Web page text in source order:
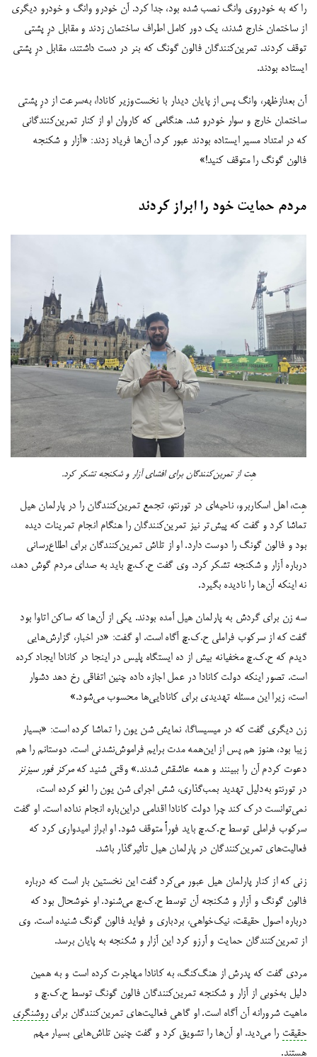
را که به خودروی وانگ نصب شده بود، جدا کرد. آن خودرو وانگ و خودرو دیگری
از ساختمان خارج شدند، یک دور کامل اطراف ساختمان زدند و مقابل درِ پشتی
توقف کردند. تمرین‌کنندگان فالون گونگ که بنر در دست داشتند، مقابل درِ پشتی
ایستاده بودند.
آن بعدازظهر، وانگ پس از پایان دیدار با نخست‌وزیر کانادا، به‌سرعت از درِ پشتی
ساختمان خارج و سوار خودرو شد. هنگامی‌ که کاروان او از کنار تمرین‌کنندگانی
که در امتداد مسیر ایستاده بودند عبور کرد، آن‌ها فریاد زدند: «آزار و شکنجه
فالون گونگ را متوقف کنید!»
مردم حمایت خود را ابراز کردند
هِت از تمرین‌کنندگان برای افشای آزار و شکنجه تشکر کرد.
هِت، اهل اسکاربرو، ناحیه‌ای در تورنتو، تجمع تمرین‌کنندگان را در پارلمان هیل
تماشا کرد و گفت که پیش‌تر نیز تمرین‌کنندگان را هنگام انجام تمرینات دیده
بود و فالون گونگ را دوست دارد. او از تلاش تمرین‌کنندگان برای اطلاع‌رسانی
درباره آزار و شکنجه تشکر کرد. وی گفت ح.ک.چ باید به صدای مردم گوش دهد،
نه اینکه آن‌ها را نادیده بگیرد.
سه زن برای گردش به پارلمان هیل آمده بودند. یکی از آن‌ها که ساکن اتاوا بود
گفت که از سرکوب فراملی ح.ک.چ آگاه است. او گفت: «در اخبار، گزارش‌هایی
دیدم که ح.ک.چ مخفیانه بیش از ده ایستگاه پلیس در اینجا در کانادا ایجاد کرده
است. تصور اینکه دولت کانادا در عمل اجازه داده چنین اتفاقی رخ دهد دشوار
است، زیرا این مسئله تهدیدی برای کانادایی‌ها محسوب می‌شود.»
زن دیگری گفت که در میسیساگا، نمایش شن یون را تماشا کرده است: «بسیار
زیبا بود، هنوز هم پس از این‌همه مدت برایم فراموش‌نشدنی است. دوستانم را هم
دعوت کردم آن را ببینند و همه عاشقش شدند.» وقتی شنید کهمرکز فور سیزنز
در تورنتو به‌دلیل تهدید بمب‌گذاری، شش اجرای شن یون را لغو کرده است،
نمی‌توانست درک کند چرا دولت کانادا اقدامی دراین‌باره انجام نداده است. او گفت
سرکوب فراملی توسط ح.ک.چ باید فوراً متوقف شود. او ابراز امیدواری کرد که
فعالیت‌های تمرین‌کنندگان در پارلمان هیل تأثیرگذار باشد.
زنی که از کنار پارلمان هیل عبور می‌کرد گفت این نخستین بار است که درباره
فالون گونگ و آزار و شکنجه آن توسط ح.ک.چ می‌شنود. او خوشحال بود که
درباره اصول حقیقت، نیک‌خواهی، بردباری و فواید فالون گونگ شنیده است. وی
از تمرین‌کنندگان حمایت و آرزو کرد این آزار و شکنجه به پایان برسد.
مردی گفت که پدرش از هنگ‌کنگ، به کانادا مهاجرت کرده است و به همین
دلیل به‌خوبی از آزار و شکنجه تمرین‌کنندگان فالون گونگ توسط ح.ک.چ و
ماهیت شرورانه آن آگاه است. او گاهی فعالیت‌های تمرین‌کنندگان برایروشنگری
حقیقت را می‌دید. او آن‌ها را تشویق کرد و گفت چنین تلاش‌هایی بسیار مهم
هستند.